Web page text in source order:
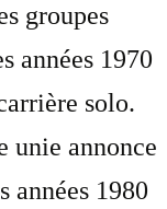
groupes
années 1970
solo.
unie annonce
années 1980